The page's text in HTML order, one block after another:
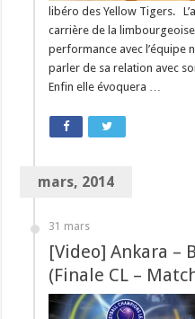
libéro des Yellow Tigers.
carrière de la
performance avec l’équipe
parler de sa relation avec
Enfin elle évoquera …
mars, 2014
31 mars
[Video] Ankara –
(Finale CL –